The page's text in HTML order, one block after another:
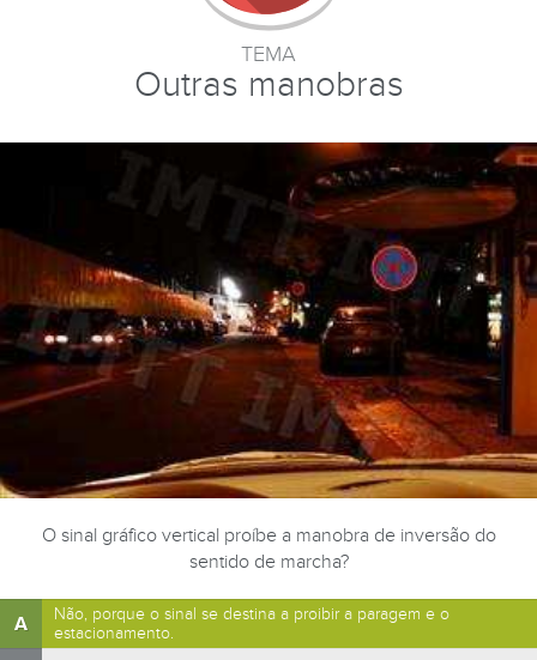
TEMA
Outras manobras
O sinal gráfico vertical proíbe a manobra de inversão do
sentido de marcha?
A
Não, porque o sinal se destina a proibir a paragem e o
estacionamento.